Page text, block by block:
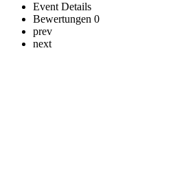
Event Details
Bewertungen 0
prev
next